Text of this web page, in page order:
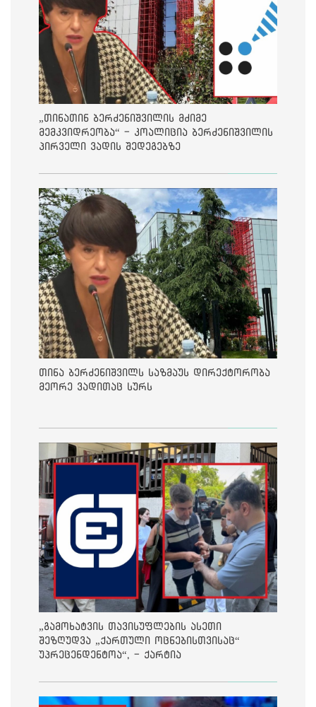
„თინათინ ბერძენიშვილის მძიმე
მემკვიდრეობა“ - კოალიცია ბერძენიშვილის
პირველი ვადის შედეგებზე
თინა ბერძენიშვილს საზმაუს დირექტორობა
მეორე ვადითაც სურს
„გამოხატვის თავისუფლების ასეთი
შეზღუდვა „ქართული ოცნებისთვისაც“
უპრეცენდენტოა“, - ქარტია